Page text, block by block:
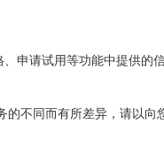
申请试用等功能中提供
不同而有所差异，请以